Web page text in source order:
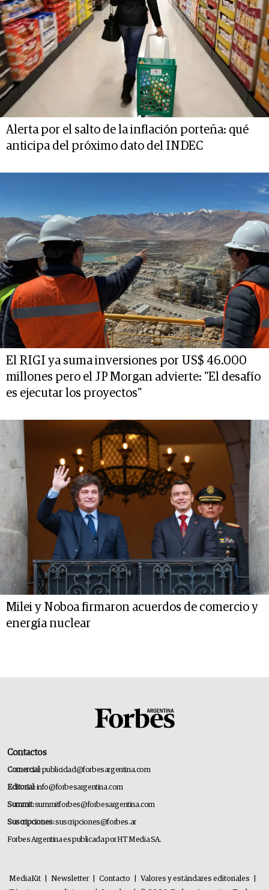
Alerta por el salto de la inflación porteña: qué
anticipa del próximo dato del INDEC
El RIGI ya suma inversiones por US$ 46.000
millones pero el JP Morgan advierte: "El desafío
es ejecutar los proyectos"
Milei y Noboa firmaron acuerdos de comercio y
energía nuclear
Contactos
Comercial:publicidad@forbesargentina.com
Editorial:info@forbesargentina.com
Summit:summitforbes@forbesargentina.com
Suscripciones:suscripciones@forbes.ar
Forbes Argentina es publicada por HT Media SA.
MediaKit Newsletter Contacto Valores y estándares editoriales